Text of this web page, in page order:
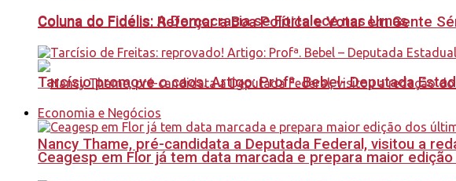
Coluna do Fidélis: A Democracia se Fortalece nas Urnas
Nancy Thame, pré-candidata a Deputada Federal, visitou a
Coluna do Fidelis: Reforçar a Boa Política e Votar em Gente
Tarcísio promove o caos. Artigo: Profª. Bebel- Deputada
Economia e Negócios
Ceagesp em Flor já tem data marcada e prepara maior